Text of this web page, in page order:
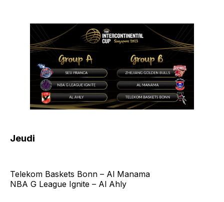
Jeudi
Telekom Baskets Bonn – Al Manama
NBA G League Ignite – Al Ahly